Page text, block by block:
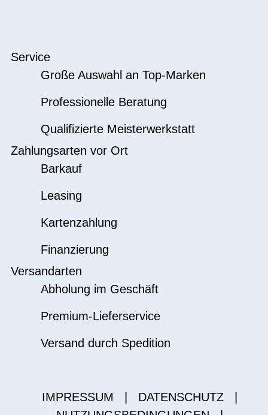
Service
Große Auswahl an Top-Marken
Professionelle Beratung
Qualifizierte Meisterwerkstatt
Zahlungsarten vor Ort
Barkauf
Leasing
Kartenzahlung
Finanzierung
Versandarten
Abholung im Geschäft
Premium-Lieferservice
Versand durch Spedition
IMPRESSUM DATENSCHUTZ